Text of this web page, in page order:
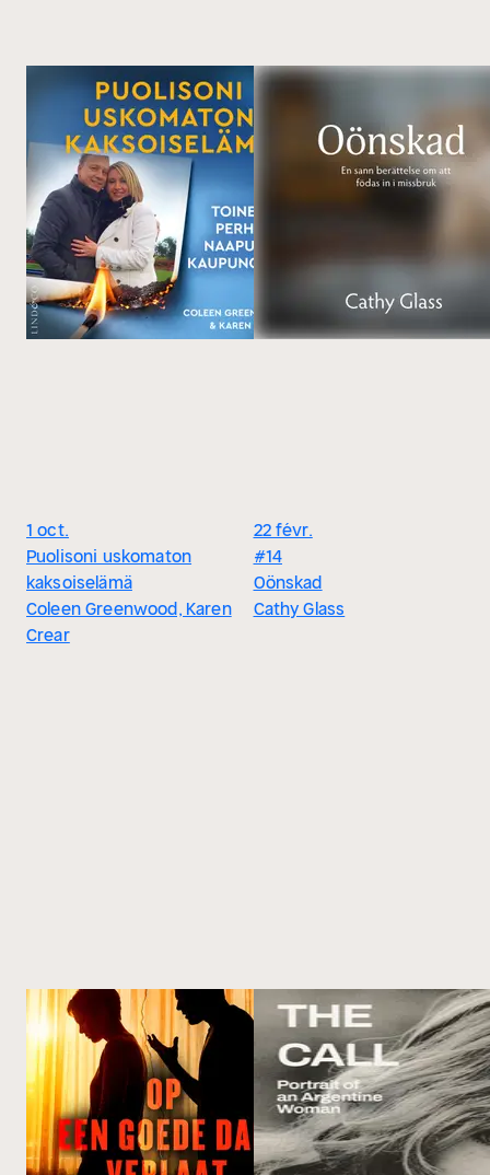
1 oct.
Puolisoni uskomaton
kaksoiselämä
Coleen Greenwood, Karen
Crear
22 févr.
#14
Oönskad
Cathy Glass